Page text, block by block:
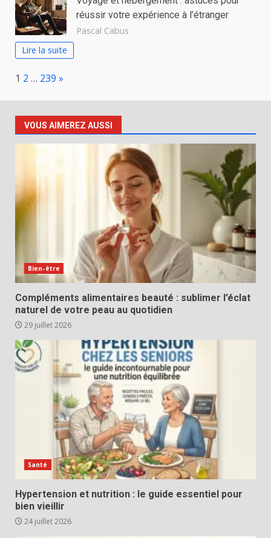
réussir votre expérience à l’étranger
Pascal Cabus
Lire la suite
Page:
1 2 … 239 Next
»
VOUS AIMEREZ AUSSI
Bien-être
Compléments alimentaires beauté : sublimer l’éclat
naturel de votre peau au quotidien
29 juillet 2026
Santé
Hypertension et nutrition : le guide essentiel pour
bien vieillir
24 juillet 2026